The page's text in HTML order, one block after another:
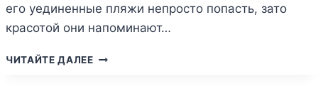
его уединенные пляжи непросто попасть, зато
красотой они напоминают…
ЧИТАЙТЕ ДАЛЕЕ БУХТА